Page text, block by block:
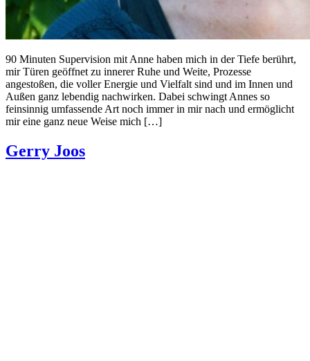
90 Minuten Supervision mit Anne haben mich in der Tiefe berührt,
mir Türen geöffnet zu innerer Ruhe und Weite, Prozesse
angestoßen, die voller Energie und Vielfalt sind und im Innen und
Außen ganz lebendig nachwirken. Dabei schwingt Annes so
feinsinnig umfassende Art noch immer in mir nach und ermöglicht
mir eine ganz neue Weise mich […]
Gerry Joos